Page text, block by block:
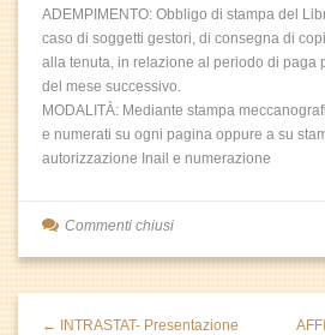
ADEMPIMENTO: Obbligo di stampa del
caso di soggetti gestori, di consegna di
alla tenuta, in relazione al periodo di paga
del mese successivo.
MODALITÀ: Mediante stampa
e numerati su ogni pagina oppure a su
autorizzazione Inail e numerazione
Commenti chiusi
← INTRASTAT- Presentazione